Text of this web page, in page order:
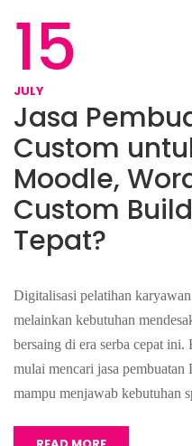
15
JULY
Jasa
Custom
Moodle,
Custom
Tepat?
Digitalisasi pelatihan
melainkan kebutuhan
bersaing di era serba cepat
mulai mencari jasa
mampu menjawab kebutuhan